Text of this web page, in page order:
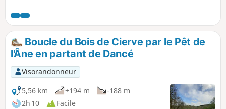
présente pas de difficultés majeures,
mais se déroule pour la moitié sur de la
route, tout particulièrement entre Pinay,
Saint-Jodard et le retour à la Vourdiat.
Les bords de Loire offrent par endroits
des points favorables au pique-nique, et
au calme (merci donc de respecter les
pêcheurs qui profitent aussi du même
cadre).
Boucle du Bois de Cierve par le Pêt de
l'Âne en partant de Dancé
Visorandonneur
5,56 km
+194 m
-188 m
2h 10
Facile